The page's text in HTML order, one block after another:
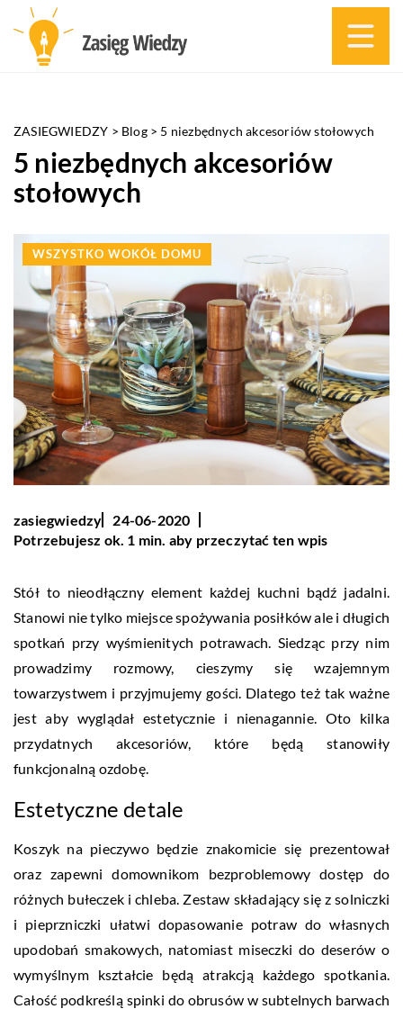
ZASIEGWIEDZY > Blog> 5 niezbędnych akcesoriów stołowych
5 niezbędnych akcesoriów
stołowych
WSZYSTKO WOKÓŁ DOMU
zasiegwiedzy
24-06-2020
Potrzebujesz ok. 1 min. aby przeczytać ten wpis
Stół to nieodłączny element każdej kuchni bądź jadalni.
Stanowi nie tylko miejsce spożywania posiłków ale i długich
spotkań przy wyśmienitych potrawach. Siedząc przy nim
prowadzimy rozmowy, cieszymy się wzajemnym
towarzystwem i przyjmujemy gości. Dlatego też tak ważne
jest aby wyglądał estetycznie i nienagannie. Oto kilka
przydatnych akcesoriów, które będą stanowiły
funkcjonalną ozdobę.
Estetyczne detale
Koszyk na pieczywo będzie znakomicie się prezentował
oraz zapewni domownikom bezproblemowy dostęp do
różnych bułeczek i chleba. Zestaw składający się z solniczki
i pieprzniczki ułatwi dopasowanie potraw do własnych
upodobań smakowych, natomiast miseczki do deserów o
wymyślnym kształcie będą atrakcją każdego spotkania.
Całość podkreślą spinki do obrusów w subtelnych barwach